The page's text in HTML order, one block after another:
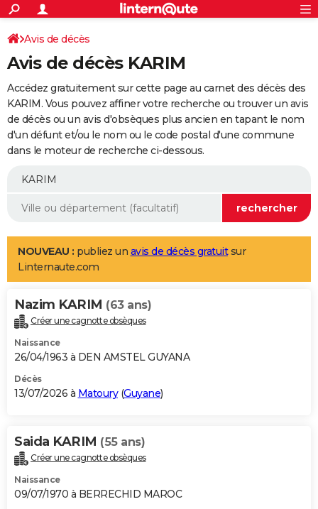
ACTUALITÉS
Politique
Société
Faits Divers
Education
Monde
Villes
+
SPORT
Coupe du monde 2026
Football
Tennis
Cyclisme
Rugby
Forum
Programme TV
TNT
Streaming
Cinéma
Sorties cinéma
Musique
+
FINANCE
Retraite
Impôts
Epargne
Immobilier
Risques naturels par ville
Banque
Assurance
Crédit
AUTO
Essais
Réserver un essai
Citadines
Berlines
SUV
Forum auto
+
Mobiles
Meilleur smartphone
Internet
Ordinateurs
Jeux vidéo
Guide high-tech
Aménagement intérieur
LIFESTYLE
Art de vivre
Bien-être
Loisirs
Mode
Modes de vie
Alimentation
Guide de la santé
Maladies
Médicaments
Sommeil
VOYAGE
Destinations
City break
Voyage nature
Voyage de noces
Forum
Climat
+PHOTO
GUIDES D'ACHAT
BONS PLANS
Carte de Noël
Carte Bonne année
Carte Saint-Valentin
Carte Pâques
Carte d'anniversaire
DICTIONNAIRE
Dictionnaire
Biographies
Citations
Expressions
Proverbes
PROGRAMME TV
Avis de décès
Avis de décès KARIM
Accédez gratuitement sur cette page au carnet des décès des
KARIM. Vous pouvez affiner votre recherche ou trouver un avis
de décès ou un avis d'obsèques plus ancien en tapant le nom
d'un défunt et/ou le nom ou le code postal d'une commune
dans le moteur de recherche ci-dessous.
NOUVEAU : publiez un avis de décès gratuitsur
Linternaute.com
Nazim KARIM (63 ans)
Créer une cagnotte obsèques
Naissance
26/04/1963 à DEN AMSTEL GUYANA
Décès
13/07/2026 à Matoury(Guyane)
Saida KARIM (55 ans)
Créer une cagnotte obsèques
Naissance
09/07/1970 à BERRECHID MAROC